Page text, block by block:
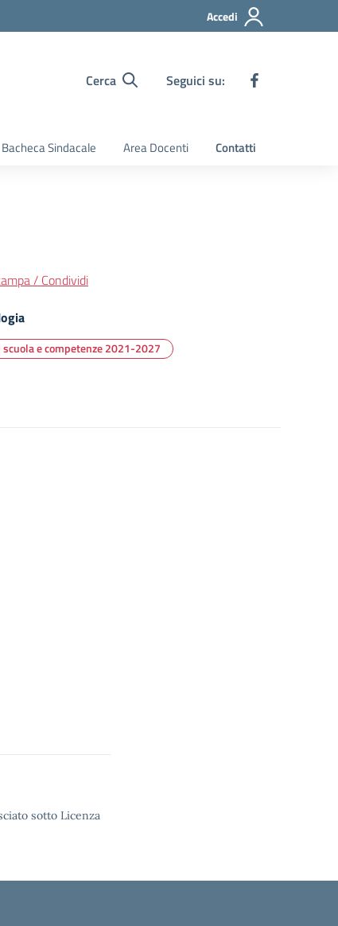
Accedi
Cerca Seguici su:
Bacheca Sindacale Area Docenti Contatti
/ Condividi
scuola e competenze 2021-2027
sotto Licenza